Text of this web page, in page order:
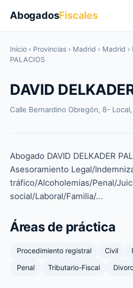
AbogadosFiscales
Inicio › Provincias › Madrid › Madrid ›
PALACIOS
DAVID
Calle Bernardino Obregón, 8- Local,
Abogado DAVID DELKADER
Asesoramiento Legal/
tráfico/Alcoholemias/Penal/
social/Laboral/Familia/...
Áreas de práctica
Procedimiento registral Civil
Penal
Tributario-Fiscal